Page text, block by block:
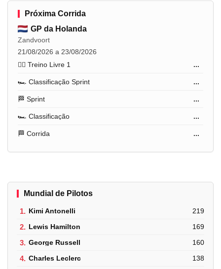
Próxima Corrida
GP da Holanda
Zandvoort
21/08/2026 a 23/08/2026
🏋️‍♂️ Treino Livre 1
...
🏎️ Classificação Sprint ...
🏁 Sprint ...
🏎️ Classificação ...
🏁 Corrida ...
Mundial de Pilotos
1. Kimi Antonelli 219
2. Lewis Hamilton 169
3. George Russell 160
4. Charles Leclerc 138